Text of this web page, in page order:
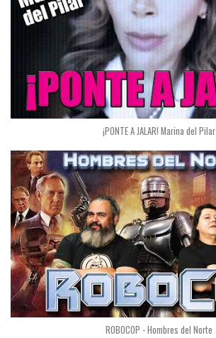
¡PONTE A JALAR! Marina del Pilar
ROBOCOP - Hombres del Norte